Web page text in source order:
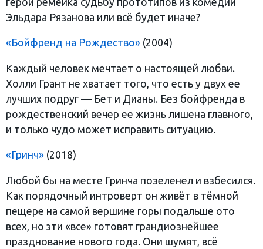
Эльдара Рязанова или всё будет иначе?
«Бойфренд на Рождество» (2004)
Каждый человек мечтает о настоящей любви.
Холли Грант не хватает того, что есть у двух ее
лучших подруг — Бет и Дианы. Без бойфренда в
рождественский вечер ее жизнь лишена главного,
и только чудо может исправить ситуацию.
«Гринч» (2018)
Любой бы на месте Гринча позеленел и взбесился.
Как порядочный интроверт он живёт в тёмной
пещере на самой вершине горы подальше ото
всех, но эти «все» готовят грандиознейшее
празднование нового года. Они шумят, всё